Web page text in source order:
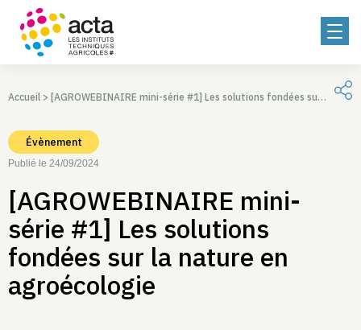
Accueil > [AGROWEBINAIRE mini-série #1] Les solutions fondées sur la nature en agroécologie
Évènement
Publié le 24/09/2024
[AGROWEBINAIRE mini-
série #1] Les solutions
fondées sur la nature en
agroécologie